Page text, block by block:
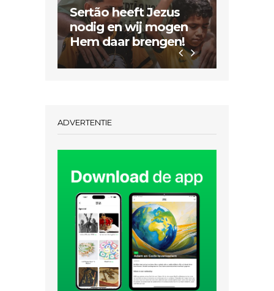
Sertão heeft Jezus
nodig en wij mogen
Hem daar brengen!
ADVERTENTIE